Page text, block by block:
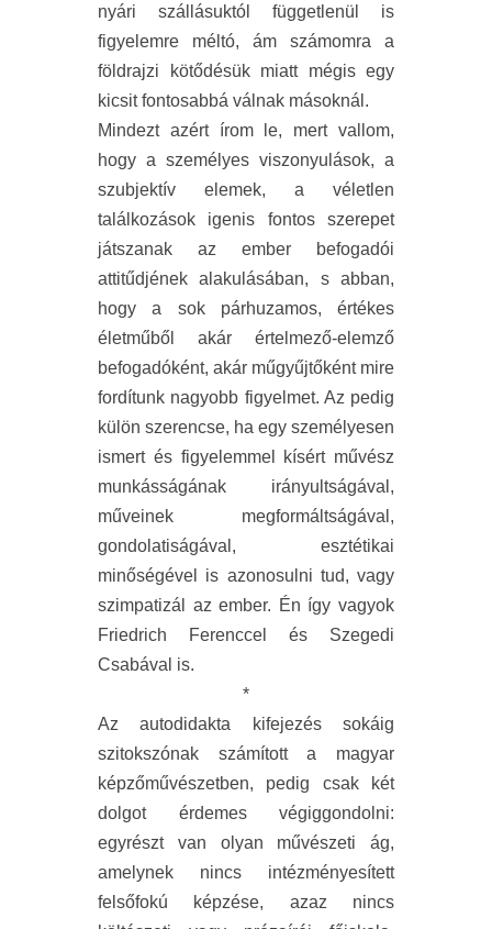
nyári szállásuktól függetlenül is
figyelemre méltó, ám számomra a
földrajzi kötődésük miatt mégis egy
kicsit fontosabbá válnak másoknál.
Mindezt azért írom le, mert vallom,
hogy a személyes viszonyulások, a
szubjektív elemek, a véletlen
találkozások igenis fontos szerepet
játszanak az ember befogadói
attitűdjének alakulásában, s abban,
hogy a sok párhuzamos, értékes
életműből akár értelmező-elemző
befogadóként, akár műgyűjtőként mire
fordítunk nagyobb figyelmet. Az pedig
külön szerencse, ha egy személyesen
ismert és figyelemmel kísért művész
munkásságának irányultságával,
műveinek megformáltságával,
gondolatiságával, esztétikai
minőségével is azonosulni tud, vagy
szimpatizál az ember. Én így vagyok
Friedrich Ferenccel és Szegedi
Csabával is.
*
Az autodidakta kifejezés sokáig
szitokszónak számított a magyar
képzőművészetben, pedig csak két
dolgot érdemes végiggondolni:
egyrészt van olyan művészeti ág,
amelynek nincs intézményesített
felsőfokú képzése, azaz nincs